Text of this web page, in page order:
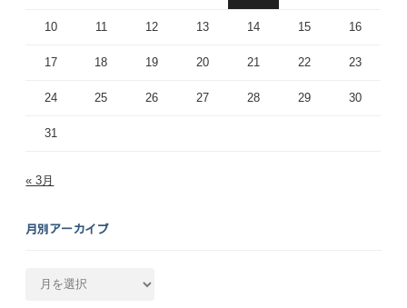
10 11 12 13 14 15 16
17 18 19 20 21 22 23
24 25 26 27 28 29 30
31
« 3月
月別アーカイブ